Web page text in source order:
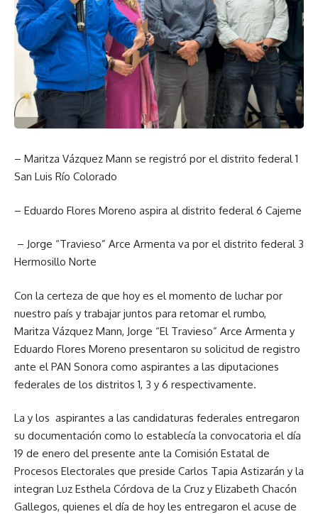
– Maritza Vázquez Mann se registró por el distrito federal 1
San Luis Río Colorado
– Eduardo Flores Moreno aspira al distrito federal 6 Cajeme
– Jorge “Travieso” Arce Armenta va por el distrito federal 3
Hermosillo Norte
Con la certeza de que hoy es el momento de luchar por
nuestro país y trabajar juntos para retomar el rumbo,
Maritza Vázquez Mann, Jorge “El Travieso” Arce Armenta y
Eduardo Flores Moreno presentaron su solicitud de registro
ante el PAN Sonora como aspirantes a las diputaciones
federales de los distritos 1, 3 y 6 respectivamente.
La y los aspirantes a las candidaturas federales entregaron
su documentación como lo establecía la convocatoria el día
19 de enero del presente ante la Comisión Estatal de
Procesos Electorales que preside Carlos Tapia Astizarán y la
integran Luz Esthela Córdova de la Cruz y Elizabeth Chacón
Gallegos, quienes el día de hoy les entregaron el acuse de